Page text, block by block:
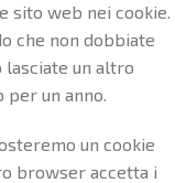
sito web nei cookie.
che non dobbiate
lasciate un altro
per un anno.
un cookie
browser accetta i